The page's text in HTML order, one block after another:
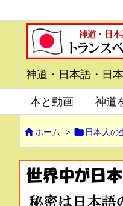
神道・日本語・日
本と動画 神道
ホーム >  日本人の